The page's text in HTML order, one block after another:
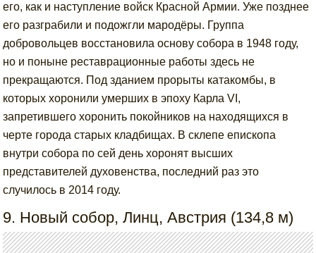
его, как и наступление войск Красной Армии. Уже позднее
его разграбили и подожгли мародёры. Группа
добровольцев восстановила основу собора в 1948 году,
но и поныне реставрационные работы здесь не
прекращаются. Под зданием прорыты катакомбы, в
которых хоронили умерших в эпоху Карла VI,
запретившего хоронить покойников на находящихся в
черте города старых кладбищах. В склепе епископа
внутри собора по сей день хоронят высших
представителей духовенства, последний раз это
случилось в 2014 году.
9. Новый собор, Линц, Австрия (134,8 м)